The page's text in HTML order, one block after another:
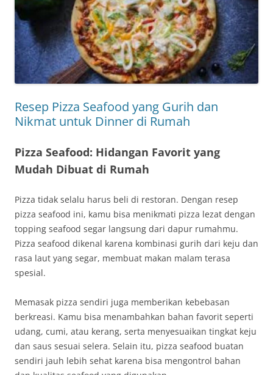
Resep Pizza Seafood yang Gurih dan
Nikmat untuk Dinner di Rumah
Pizza Seafood: Hidangan Favorit yang
Mudah Dibuat di Rumah
Pizza tidak selalu harus beli di restoran. Dengan resep
pizza seafood ini, kamu bisa menikmati pizza lezat dengan
topping seafood segar langsung dari dapur rumahmu.
Pizza seafood dikenal karena kombinasi gurih dari keju dan
rasa laut yang segar, membuat makan malam terasa
spesial.
Memasak pizza sendiri juga memberikan kebebasan
berkreasi. Kamu bisa menambahkan bahan favorit seperti
udang, cumi, atau kerang, serta menyesuaikan tingkat keju
dan saus sesuai selera. Selain itu, pizza seafood buatan
sendiri jauh lebih sehat karena bisa mengontrol bahan